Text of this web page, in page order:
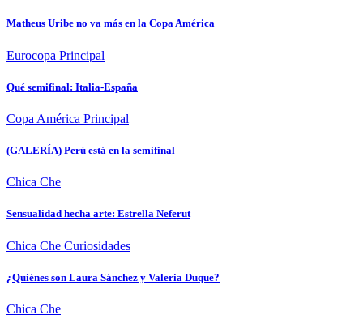
Matheus Uribe no va más en la Copa América
Eurocopa Principal
Qué semifinal: Italia-España
Copa América Principal
(GALERÍA) Perú está en la semifinal
Chica Che
Sensualidad hecha arte: Estrella Neferut
Chica Che Curiosidades
¿Quiénes son Laura Sánchez y Valeria Duque?
Chica Che